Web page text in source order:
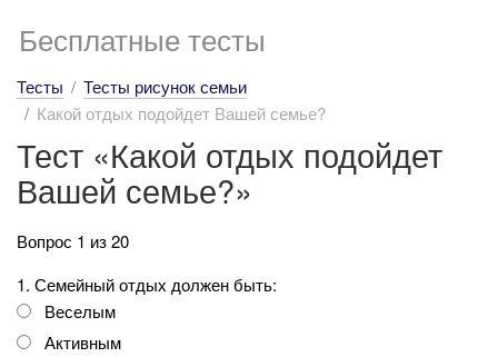
Бесплатные тесты
Тесты
Тесты рисунок семьи
Какой отдых подойдет Вашей семье?
Тест «Какой отдых подойдет
Вашей семье?»
Вопрос 1 из 20
1. Семейный отдых должен быть:
Веселым
Активным